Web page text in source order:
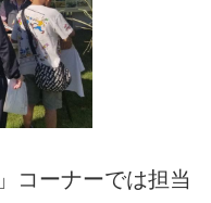
コーナーでは担当